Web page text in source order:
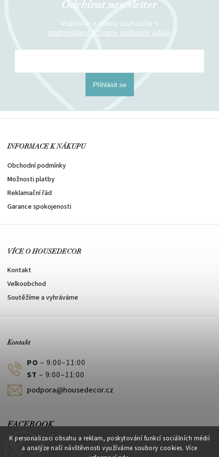
K personalizaci obsahu a reklam, poskytování funkcí sociálních médií
a analýze naší návštěvnosti využíváme soubory cookies. Více
Odebírat newsletter
Vložením e-mailu souhlasíte s
podmínkami ochrany osobních údajů
Přihlásit se
INFORMACE K NÁKUPU
Obchodní podmínky
Možnosti platby
Reklamační řád
Garance spokojenosti
VÍCE O HOUSEDECOR
Kontakt
Velkoobchod
Soutěžíme a vyhráváme
Kontakt
PO – 9:00–11:00
ST – 9:00–11:00
podpora@housedecor.cz
FACEBOOK